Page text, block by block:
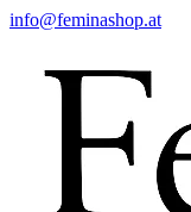
info@feminashop.at